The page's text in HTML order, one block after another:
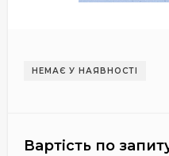
НЕМАЄ У НАЯВНОСТІ
Вартість по